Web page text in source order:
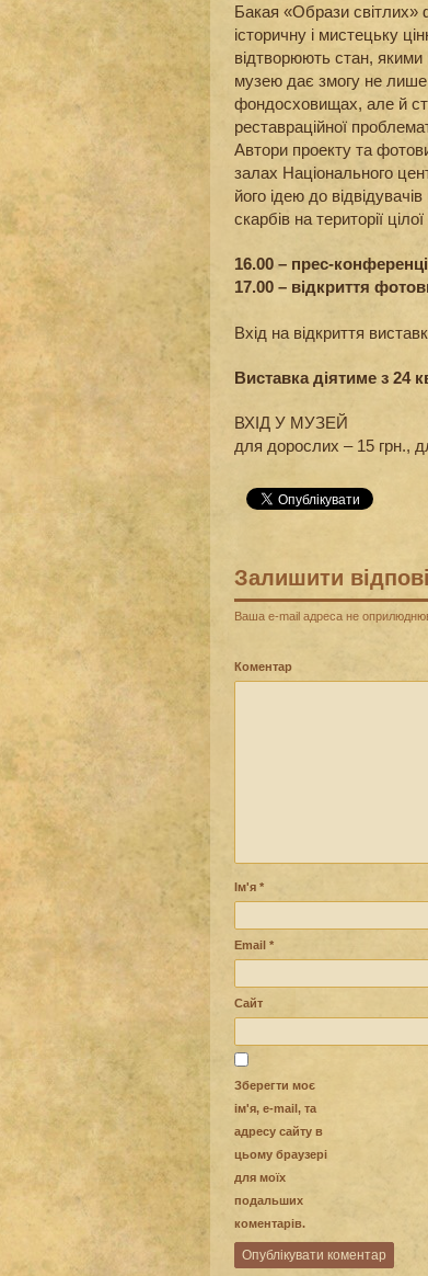
Бакая «Образи світлих»
історичну і мистецьку
відтворюють стан,
музею дає змогу не лише
фондосховищах, але й
реставраційної
Автори проекту та
залах Національного
його ідею до
скарбів на території
16.00 – прес-
17.00 – відкриття
Вхід на відкриття
Виставка діятиме з 24
ВХІД У МУЗЕЙ
для дорослих – 15 грн.,
Залишити
Ваша e-mail адреса не
Коментар
Ім'я *
Email *
Сайт
Зберегти моє
ім'я, e-mail, та
адресу сайту в
цьому браузері
для моїх
подальших
коментарів.